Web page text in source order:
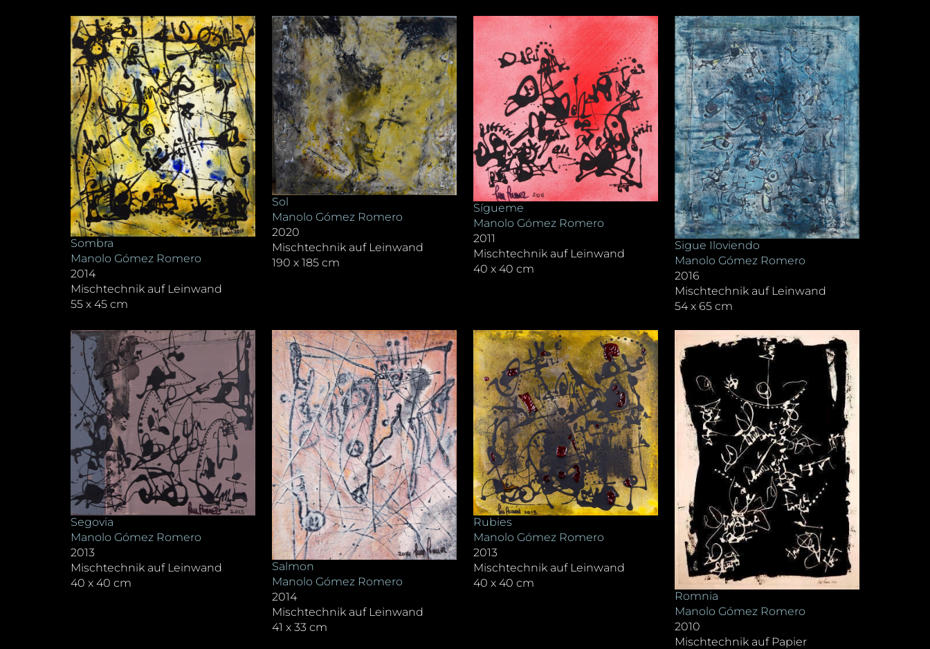
Sombra
Manolo Gómez Romero
2014
Mischtechnik auf Leinwand
55 x 45 cm
Sol
Manolo Gómez Romero
2020
Mischtechnik auf Leinwand
190 x 185 cm
Sígueme
Manolo Gómez Romero
2011
Mischtechnik auf Leinwand
40 x 40 cm
Sigue Iloviendo
Manolo Gómez Romero
2016
Mischtechnik auf Leinwand
54 x 65 cm
Segovia
Manolo Gómez Romero
2013
Mischtechnik auf Leinwand
40 x 40 cm
Salmon
Manolo Gómez Romero
2014
Mischtechnik auf Leinwand
41 x 33 cm
Rubies
Manolo Gómez Romero
2013
Mischtechnik auf Leinwand
40 x 40 cm
Romnia
Manolo Gómez Romero
2010
Mischtechnik auf Papier